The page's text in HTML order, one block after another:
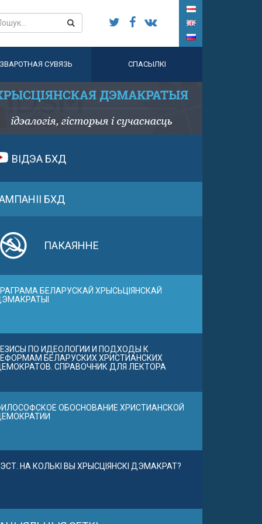
ЗВАРОТНАЯ СУВЯЗЬ СПАСЫЛКІ
ВІДЭА БХД
БХД
ПАКАЯННЕ
БЕЛАРУСКАЙ ХРЫСЬЦІЯНСКАЙ
ПО ИДЕОЛОГИИ И ПОДХОДЫ К
БЕЛАРУСКИХ ХРИСТИАНСКИХ
СПРАВОЧНИК ДЛЯ ЛЕКТОРА
ОБОСНОВАНИЕ ХРИСТИАНСКОЙ
НА КОЛЬКІ ВЫ ХРЫСЦІЯНСКІ ДЭМАКРАТ?